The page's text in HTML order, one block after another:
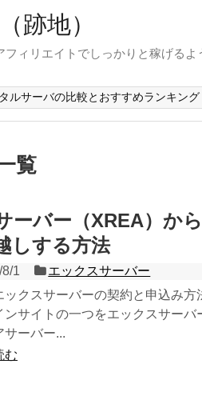
跡地）
ィリエイトでしっかりと稼げる
ルサーバの比較とおすすめランキング
覧
ーバー（XREA）か
しする方法
1
エックスサーバー
ックスサーバーの契約と申込み方
ンサイトの一つをエックスサー
サーバー...
む